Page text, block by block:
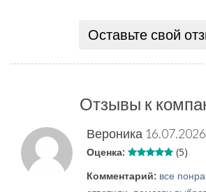
Оставьте свой
Отзывы к
Вероника
Оценка: (5)
Комментарий: все